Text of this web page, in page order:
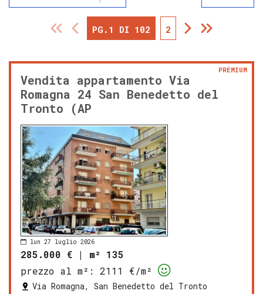
PG.1 DI 102 2
Vendita appartamento Via
Romagna 24 San Benedetto del
Tronto (AP
PREMIUM
lun 27 luglio 2026
285.000 € | m² 135
prezzo al m²:
2111 €/m²
Via Romagna, San Benedetto del Tronto